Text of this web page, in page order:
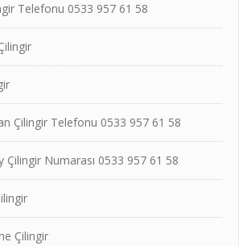
Telefonu 0533 957 61 58
Çilingir Telefonu 0533 957 61 58
Çilingir Numarası 0533 957 61 58
Çilingir